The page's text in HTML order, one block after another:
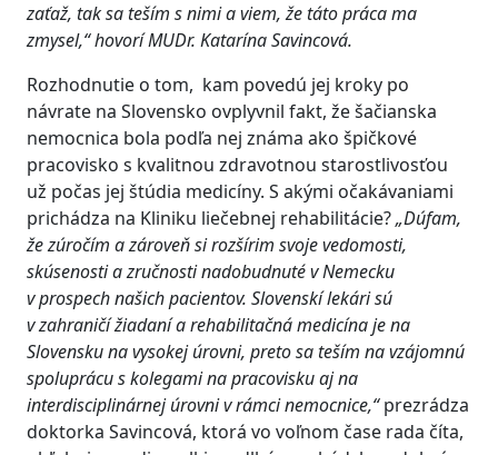
zaťaž, tak sa teším s nimi a viem, že táto práca ma
zmysel,“hovorí MUDr. KatarínaSavincová.
Rozhodnutie o tom, kam povedú jej kroky po
návrate na Slovensko ovplyvnil fakt, že šačianska
nemocnica bola podľa nej známa ako špičkové
pracovisko s kvalitnou zdravotnou starostlivosťou
už počas jej štúdia medicíny. S akými očakávaniami
prichádza na Kliniku liečebnej rehabilitácie?„Dúfam,
že zúročím a zároveň si rozšírim svoje vedomosti,
skúsenosti a zručnosti nadobudnuté v Nemecku
v prospech našich pacientov. Slovenskí lekári sú
v zahraničí žiadaní a rehabilitačná medicína je na
Slovensku na vysokej úrovni, preto sa teším na vzájomnú
spoluprácu s kolegami na pracovisku aj na
interdisciplinárnej úrovni v rámci nemocnice,“prezrádza
doktorka Savincová, ktorá vo voľnom čase rada číta,